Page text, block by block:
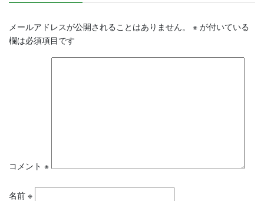
メールアドレスが公開されることはありません。 ※ が付いている
欄は必須項目です
コメント ※
名前 ※